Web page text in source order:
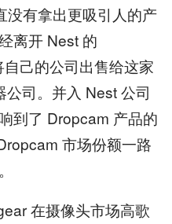
没有拿出更吸引人的产
离开 Nest 的
己的公司出售给这家
司。并入 Nest 公司
到了 Dropcam 产品的
市场份额一路
在摄像头市场高歌